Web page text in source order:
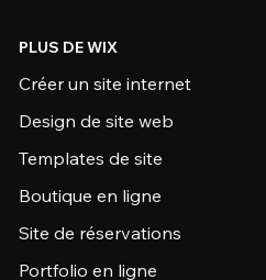
PLUS DE WIX
Créer un site internet
Design de site web
Templates de site
Boutique en ligne
Site de réservations
Portfolio en ligne